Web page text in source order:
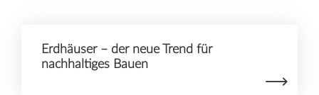
Erdhäuser – der neue Trend für
nachhaltiges Bauen